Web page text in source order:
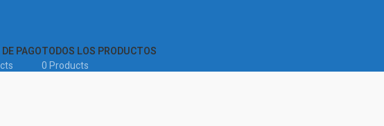
PAGOTODOS LOS PRODUCTOS
0 Products